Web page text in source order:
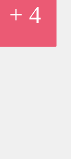
+ 4